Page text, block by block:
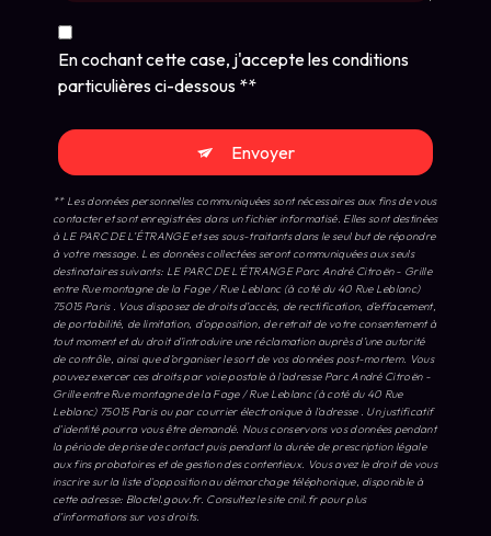
En cochant cette case, j'accepte les conditions
particulières ci-dessous **
Envoyer
** Les données personnelles communiquées sont nécessaires aux fins de vous
contacter et sont enregistrées dans un fichier informatisé. Elles sont destinées
à LE PARC DE L’ÉTRANGE et ses sous-traitants dans le seul but de répondre
à votre message. Les données collectées seront communiquées aux seuls
destinataires suivants: LE PARC DE L’ÉTRANGE Parc André Citroën - Grille
entre Rue montagne de la Fage / Rue Leblanc (à coté du 40 Rue Leblanc)
75015 Paris . Vous disposez de droits d’accès, de rectification, d’effacement,
de portabilité, de limitation, d’opposition, de retrait de votre consentement à
tout moment et du droit d’introduire une réclamation auprès d’une autorité
de contrôle, ainsi que d’organiser le sort de vos données post-mortem. Vous
pouvez exercer ces droits par voie postale à l'adresse Parc André Citroën -
Grille entre Rue montagne de la Fage / Rue Leblanc (à coté du 40 Rue
Leblanc) 75015 Paris ou par courrier électronique à l'adresse . Un justificatif
d'identité pourra vous être demandé. Nous conservons vos données pendant
la période de prise de contact puis pendant la durée de prescription légale
aux fins probatoires et de gestion des contentieux. Vous avez le droit de vous
inscrire sur la liste d'opposition au démarchage téléphonique, disponible à
cette adresse: Bloctel.gouv.fr. Consultez le site cnil.fr pour plus
d’informations sur vos droits.